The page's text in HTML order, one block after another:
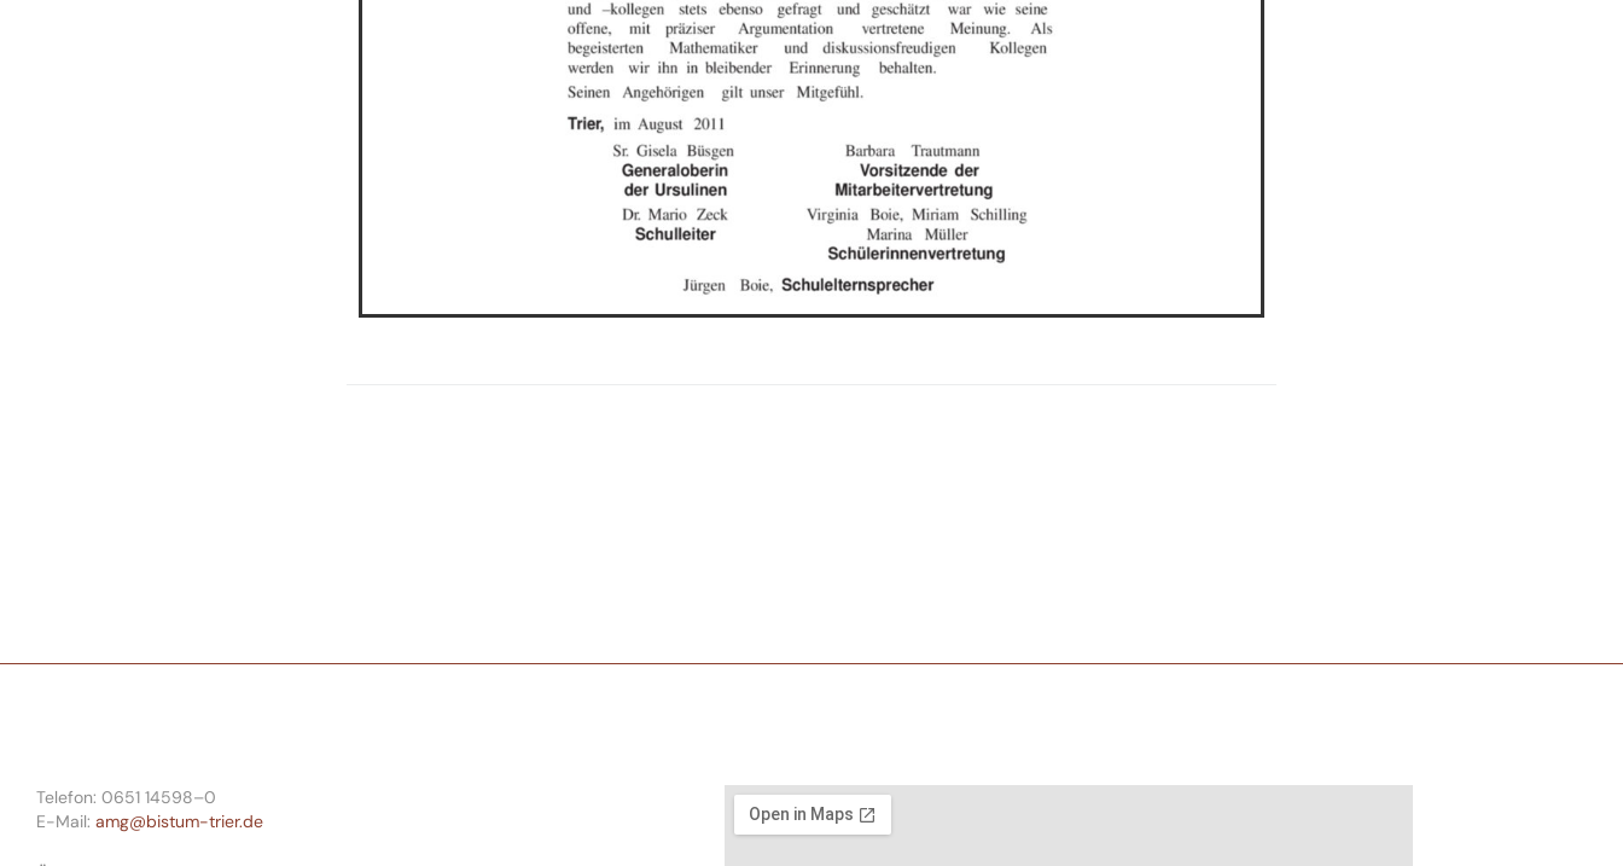
Telefon: 0651 14598–0
E-Mail: amg@bistum-trier.de